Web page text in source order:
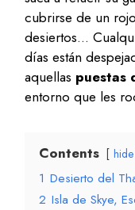
cubrirse de un
desiertos…
días están
aquellas puestas
entorno que les
Contents hide
1 Desierto del
2 Isla de Skye,